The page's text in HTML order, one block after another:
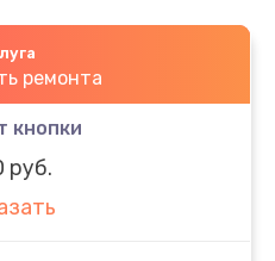
ремонта
кнопки
руб.